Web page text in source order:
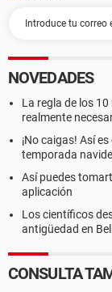
NOVEDADES
La regla de los
realmente
¡No caigas! Así
temporada
Así puedes
aplicación
Los científicos
antigüedad en
CONSULTA